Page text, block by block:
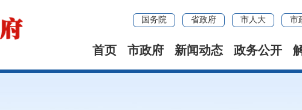
国务院 省政府 市人大 市
首页 市政府 新闻动态 政务公开